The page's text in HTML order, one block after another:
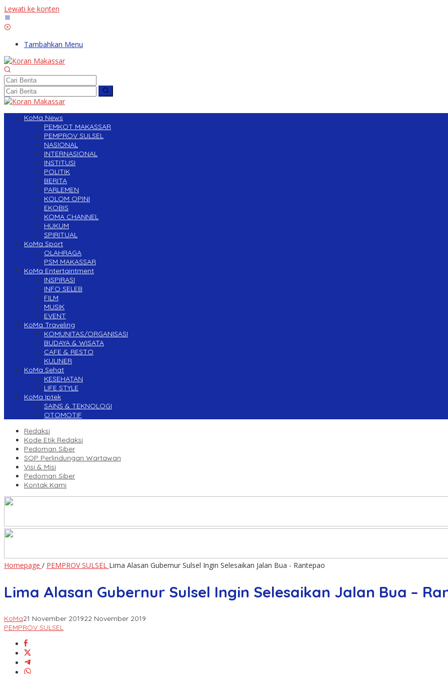
Lewati ke konten
Tambahkan Menu
KoMa News
PEMKOT MAKASSAR
PEMPROV SULSEL
NASIONAL
INTERNASIONAL
INSTITUSI
POLITIK
BERITA
PARLEMEN
KOLOM OPINI
EKOBIS
KOMA CHANNEL
HUKUM
SPIRITUAL
KoMa Sport
OLAHRAGA
PSM MAKASSAR
KoMa Entertaintment
INSPIRASI
INFO SELEB
FILM
MUSIK
EVENT
KoMa Traveling
KOMUNITAS/ORGANISASI
BUDAYA & WISATA
CAFE & RESTO
KULINER
KoMa Sehat
KESEHATAN
LIFE STYLE
KoMa Iptek
SAINS & TEKNOLOGI
OTOMOTIF
Redaksi
Kode Etik Redaksi
Pedoman Siber
SOP Perlindungan Wartawan
Visi & Misi
Pedoman Siber
Kontak Kami
Homepage / PEMPROV SULSEL Lima Alasan Gubernur Sulsel Ingin Selesaikan Jalan Bua - Rantepao
Lima Alasan Gubernur Sulsel Ingin Selesaikan Jalan Bua –
KoMa21 November 201922 November 2019
PEMPROV SULSEL